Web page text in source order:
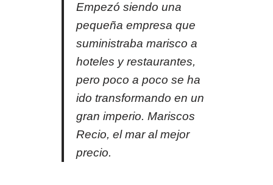
Empezó siendo una
pequeña empresa que
suministraba marisco a
hoteles y restaurantes,
pero poco a poco se ha
ido transformando en un
gran imperio. Mariscos
Recio, el mar al mejor
precio.